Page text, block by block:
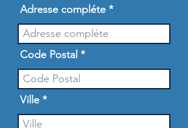
Adresse compléte
Code Postal
Ville